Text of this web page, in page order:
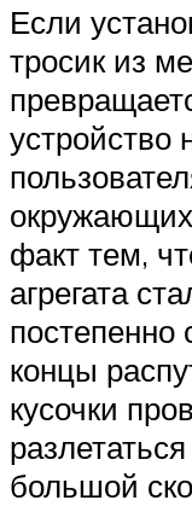
Если
тросик из
устройство
факт тем,
агрегата
постепенно
концы
кусочки
большой